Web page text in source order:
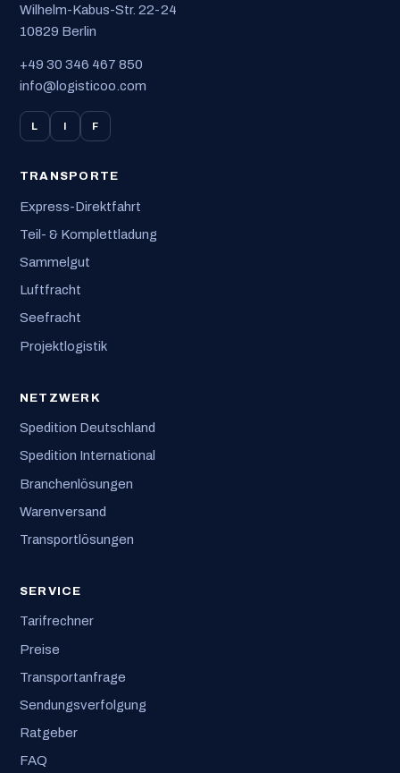
Wilhelm-Kabus-Str. 22-24
10829 Berlin
+49 30 346 467 850
info@logisticoo.com
L I F
TRANSPORTE
Express-Direktfahrt
Teil- & Komplettladung
Sammelgut
Luftfracht
Seefracht
Projektlogistik
NETZWERK
Spedition Deutschland
Spedition International
Branchenlösungen
Warenversand
Transportlösungen
SERVICE
Tarifrechner
Preise
Transportanfrage
Sendungsverfolgung
Ratgeber
FAQ